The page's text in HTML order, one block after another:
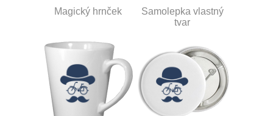
Magický hrnček
Samolepka vlastný
tvar